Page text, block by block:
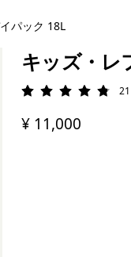
パック 18L
キッズ・レ
評価: 4.9 / 5
21
¥ 11,000